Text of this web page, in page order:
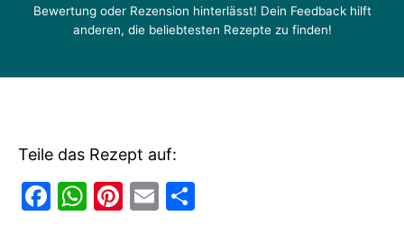
Bewertung oder Rezension hinterlässt! Dein Feedback hilft
anderen, die beliebtesten Rezepte zu finden!
Teile das Rezept auf:
F
W Pi E